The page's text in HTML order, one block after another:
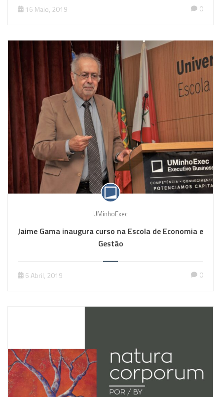
16 Maio, 2019 0
UMinhoExec
Jaime Gama inaugura curso na Escola de Economia e
Gestão
6 Abril, 2019 0